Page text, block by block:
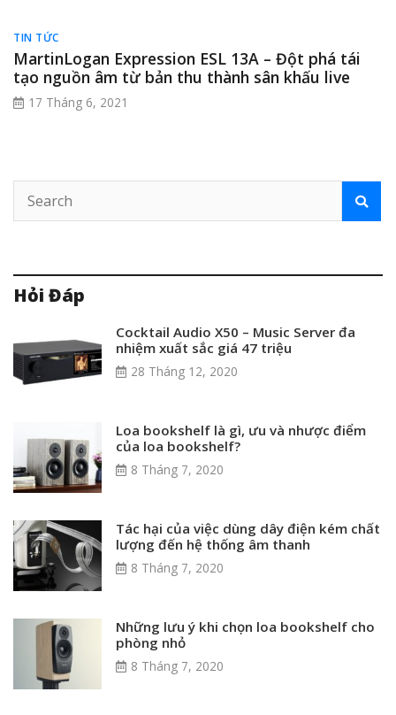
TIN TỨC
MartinLogan Expression ESL 13A – Đột phá tái
tạo nguồn âm từ bản thu thành sân khấu live
17 Tháng 6, 2021
Hỏi Đáp
Cocktail Audio X50 – Music Server đa
nhiệm xuất sắc giá 47 triệu
28 Tháng 12, 2020
Loa bookshelf là gì, ưu và nhược điểm
của loa bookshelf?
8 Tháng 7, 2020
Tác hại của việc dùng dây điện kém chất
lượng đến hệ thống âm thanh
8 Tháng 7, 2020
Những lưu ý khi chọn loa bookshelf cho
phòng nhỏ
8 Tháng 7, 2020